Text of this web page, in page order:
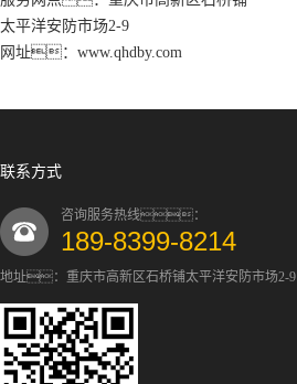
太平洋安防市场2-9
网址：www.qhdby.com
联系方式
咨询服务热线：
189-8399-8214
地址：重庆市高新区石桥铺太平洋安防市场2-9